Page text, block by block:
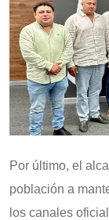
Por último, el
población a
los canales